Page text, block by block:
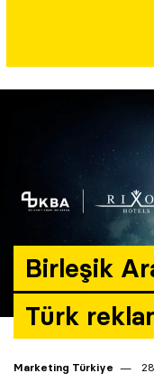
Birleşik
Türk
Marketing Türkiye